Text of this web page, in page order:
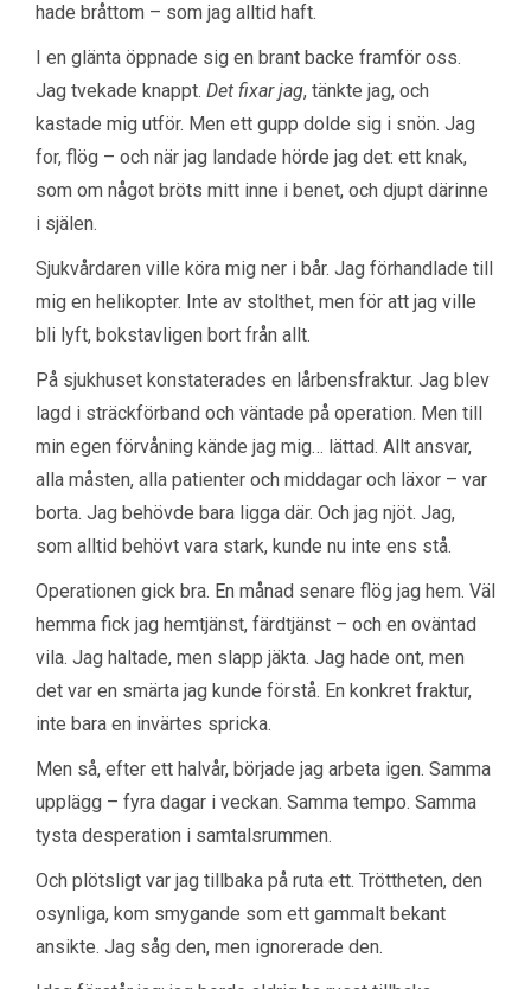
hade bråttom – som jag alltid haft.
I en glänta öppnade sig en brant backe framför oss.
Jag tvekade knappt. Det fixar jag, tänkte jag, och
kastade mig utför. Men ett gupp dolde sig i snön. Jag
for, flög – och när jag landade hörde jag det: ett knak,
som om något bröts mitt inne i benet, och djupt därinne
i själen.
Sjukvårdaren ville köra mig ner i bår. Jag förhandlade till
mig en helikopter. Inte av stolthet, men för att jag ville
bli lyft, bokstavligen bort från allt.
På sjukhuset konstaterades en lårbensfraktur. Jag blev
lagd i sträckförband och väntade på operation. Men till
min egen förvåning kände jag mig… lättad. Allt ansvar,
alla måsten, alla patienter och middagar och läxor – var
borta. Jag behövde bara ligga där. Och jag njöt. Jag,
som alltid behövt vara stark, kunde nu inte ens stå.
Operationen gick bra. En månad senare flög jag hem. Väl
hemma fick jag hemtjänst, färdtjänst – och en oväntad
vila. Jag haltade, men slapp jäkta. Jag hade ont, men
det var en smärta jag kunde förstå. En konkret fraktur,
inte bara en invärtes spricka.
Men så, efter ett halvår, började jag arbeta igen. Samma
upplägg – fyra dagar i veckan. Samma tempo. Samma
tysta desperation i samtalsrummen.
Och plötsligt var jag tillbaka på ruta ett. Tröttheten, den
osynliga, kom smygande som ett gammalt bekant
ansikte. Jag såg den, men ignorerade den.